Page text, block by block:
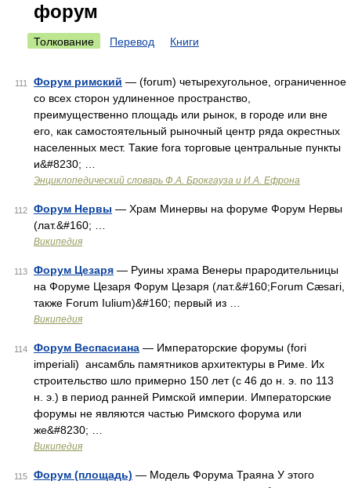
форум
Толкование Перевод Книги
111 Форум римский — (forum) четырехугольное, ограниченное
со всех сторон удлиненное пространство,
преимущественно площадь или рынок, в городе или вне
его, как самостоятельный рыночный центр ряда окрестных
населенных мест. Такие fora торговые центральные пункты
и&#8230; …
Энциклопедический словарь Ф.А. Брокгауза и И.А. Ефрона
112 Форум Нервы — Храм Минервы на форуме Форум Нервы
(лат.&#160; …
Википедия
113 Форум Цезаря — Руины храма Венеры прародительницы
на Форуме Цезаря Форум Цезаря (лат.&#160;Forum Cæsari,
также Forum Iulium)&#160; первый из …
Википедия
114 Форум Веспасиана — Императорские форумы (fori
imperiali) ансамбль памятников архитектуры в Риме. Их
строительство шло примерно 150 лет (с 46 до н. э. по 113
н. э.) в период ранней Римской империи. Императорские
форумы не являются частью Римского форума или
же&#8230; …
Википедия
115 Форум (площадь) — Модель Форума Траяна У этого